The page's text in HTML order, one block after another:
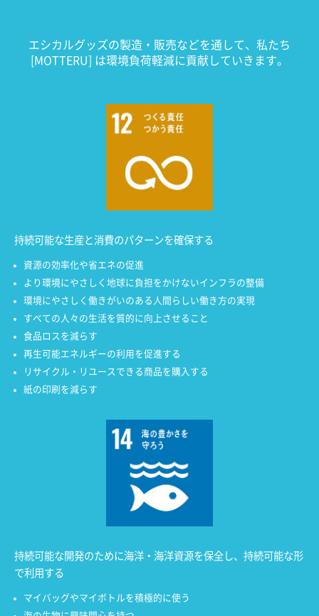
エシカルグッズの製造・販売などを通して、私たち
[MOTTERU] は環境負荷軽減に貢献していきます。
持続可能な生産と消費のパターンを確保する
資源の効率化や省エネの促進
より環境にやさしく地球に負担をかけないインフラの整備
環境にやさしく働きがいのある人間らしい働き方の実現
すべての人々の生活を質的に向上させること
食品ロスを減らす
再生可能エネルギーの利用を促進する
リサイクル・リユースできる商品を購入する
紙の印刷を減らす
持続可能な開発のために海洋・海洋資源を保全し、持続可能な形
で利用する
マイバッグやマイボトルを積極的に使う